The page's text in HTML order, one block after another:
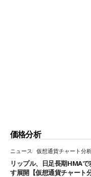
価格分析
ニュース 仮想通貨チャート分
リップル、日足長期HMA
す展開【仮想通貨チャート